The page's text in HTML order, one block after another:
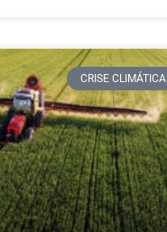
CRISE CLIMÁTICA